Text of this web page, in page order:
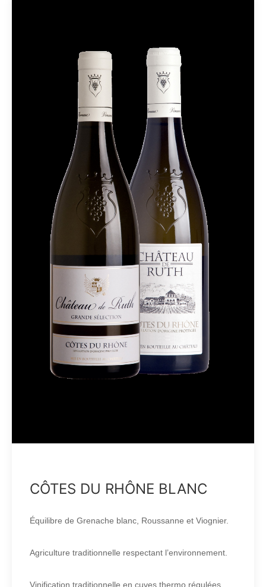
CÔTES DU RHÔNE BLANC
Équilibre de Grenache blanc, Roussanne et Viognier.
Agriculture traditionnelle respectant l’environnement.
Vinification traditionnelle en cuves thermo régulées